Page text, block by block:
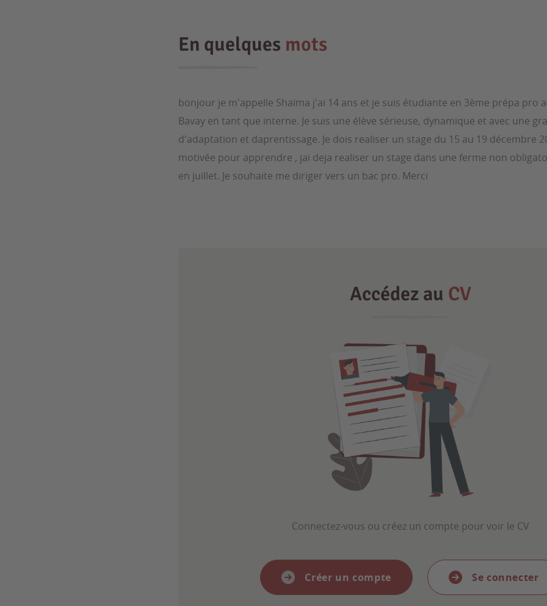
En quelques mots
bonjour je m'appelle Shaïma j'ai 14 ans et je suis étudiante en 3ème prépa pro
Bavay en tant que interne. Je suis une élève sérieuse, dynamique et avec une
d'adaptation et daprentissage. Je dois realiser un stage du 15 au 19 décembre
motivée pour apprendre , jai deja realiser un stage dans une ferme non
en juillet. Je souhaite me diriger vers un bac pro. Merci
Accédez au CV
Connectez-vous ou créez un compte pour voir le CV
Créer un compte Se connecter